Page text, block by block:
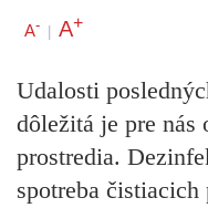
A- | A+
Udalosti
dôležitá je pre nás
prostredia.
spotreba čistiacich